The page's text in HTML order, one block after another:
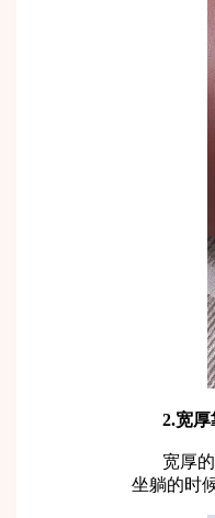
2.宽厚
宽厚
坐躺的时